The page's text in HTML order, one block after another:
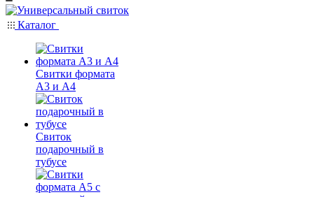
Каталог
Свитки формата
А3 и А4
Свиток
подарочный в
тубусе